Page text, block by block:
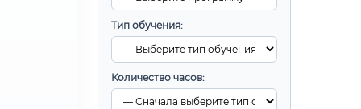
Тип обучения:
Количество часов: